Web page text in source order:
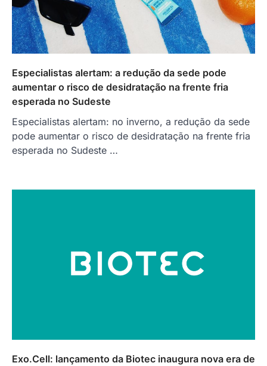
Especialistas alertam: a redução da sede pode
aumentar o risco de desidratação na frente fria
esperada no Sudeste
Especialistas alertam: no inverno, a redução da sede
pode aumentar o risco de desidratação na frente fria
esperada no Sudeste …
Exo.Cell: lançamento da Biotec inaugura nova era de